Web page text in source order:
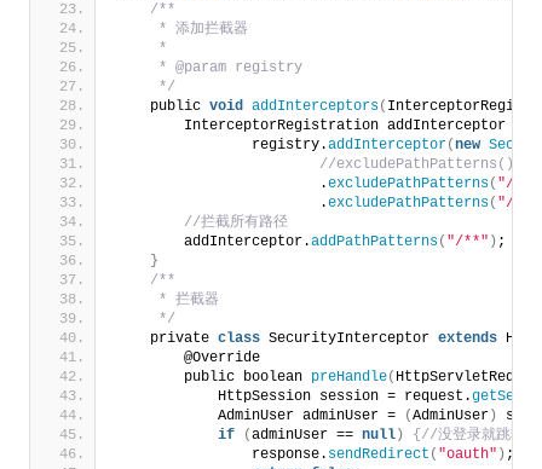
/**
     * 添加拦截器
     *
     * @param registry
     */
    public
void addInterceptors(
        InterceptorRegistration addInterceptor =
                registry.
addInterceptor(new
//excludePathPatterns() 方法
                        .
excludePathPatterns( "/**/
                        .
excludePathPatterns( "/**/
//拦截所有路径
        addInterceptor.
addPathPatterns( "/**" ) ;
}
/**
     * 拦截器
     */
    private
class SecurityInterceptor extends
        @Override
        public boolean
preHandle(
            HttpSession session = request.
            AdminUser adminUser =
(AdminUser)
if
(adminUser == null)
{//没登录就跳转到
                response.
sendRedirect ( "oauth" ) ;